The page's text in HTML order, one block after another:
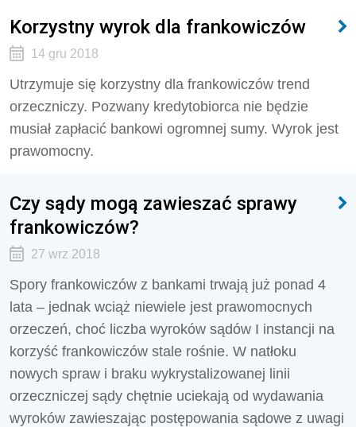
Korzystny wyrok dla frankowiczów
14 gru 2018
Utrzymuje się korzystny dla frankowiczów trend
orzeczniczy. Pozwany kredytobiorca nie będzie
musiał zapłacić bankowi ogromnej sumy. Wyrok jest
prawomocny.
Czy sądy mogą zawieszać sprawy
frankowiczów?
27 wrz 2018
Spory frankowiczów z bankami trwają już ponad 4
lata – jednak wciąż niewiele jest prawomocnych
orzeczeń, choć liczba wyroków sądów I instancji na
korzyść frankowiczów stale rośnie. W natłoku
nowych spraw i braku wykrystalizowanej linii
orzeczniczej sądy chętnie uciekają od wydawania
wyroków zawieszając postępowania sądowe z uwagi